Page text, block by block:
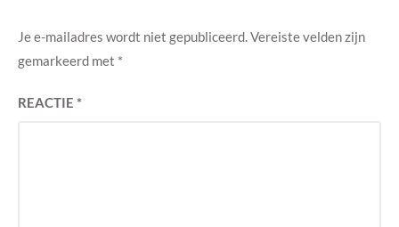
Je e-mailadres wordt niet gepubliceerd.Vereiste velden zijn
gemarkeerd met *
REACTIE *